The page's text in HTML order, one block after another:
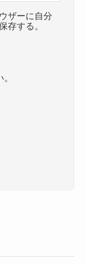
ザーに自分
存する。